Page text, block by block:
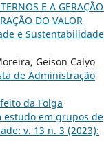
E A
DO VALOR
e
Geison Calyo
de Administração
da Folga
estudo em grupos de
v. 13 n. 3 (2023):